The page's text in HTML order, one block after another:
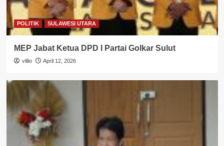
POLITIK SULAWESI UTARA
MEP Jabat Ketua DPD I Partai Golkar Sulut
villio April 12, 2026